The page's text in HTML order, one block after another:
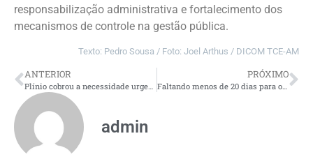
responsabilização administrativa e fortalecimento dos
mecanismos de controle na gestão pública.
Texto: Pedro Sousa / Foto: Joel Arthus / DICOM TCE-AM
ANTERIOR
Plínio cobrou a necessidade urgente de reformar a Lei de Acesso a Informação (LAI) para acabar com as brechas usadas pelos governo para encobrir informações de aliados
PRÓXIMO
Faltando menos de 20 dias para o fim do prazo, 363 prestações de contas ainda não foram enviadas ao TCE-AM
admin